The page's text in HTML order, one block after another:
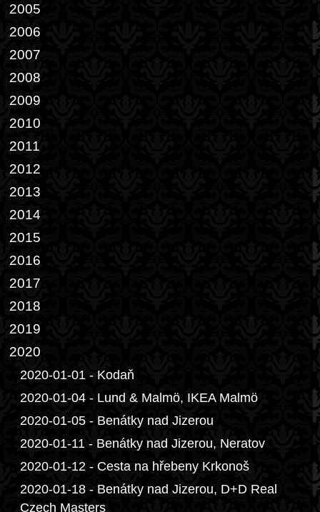
2005
2006
2007
2008
2009
2010
2011
2012
2013
2014
2015
2016
2017
2018
2019
2020
2020-01-01 - Kodaň
2020-01-04 - Lund & Malmö, IKEA Malmö
2020-01-05 - Benátky nad Jizerou
2020-01-11 - Benátky nad Jizerou, Neratov
2020-01-12 - Cesta na hřebeny Krkonoš
2020-01-18 - Benátky nad Jizerou, D+D Real
Czech Masters